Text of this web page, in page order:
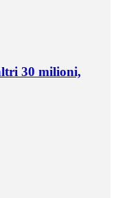
30 milioni,